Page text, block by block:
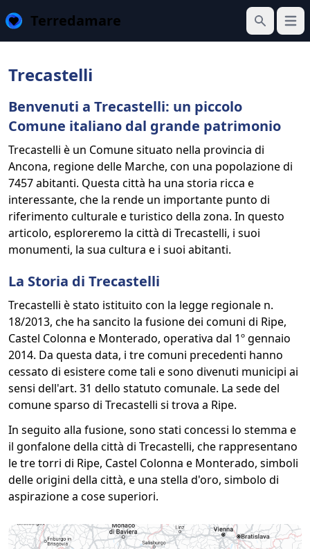
Terredamare
Cerca
Apri
Trecastelli
Benvenuti a Trecastelli: un piccolo
Comune italiano dal grande patrimonio
Trecastelli è un Comune situato nella provincia di
Ancona, regione delle Marche, con una popolazione di
7457 abitanti. Questa città ha una storia ricca e
interessante, che la rende un importante punto di
riferimento culturale e turistico della zona. In questo
articolo, esploreremo la città di Trecastelli, i suoi
monumenti, la sua cultura e i suoi abitanti.
La Storia di Trecastelli
Trecastelli è stato istituito con la legge regionale n.
18/2013, che ha sancito la fusione dei comuni di Ripe,
Castel Colonna e Monterado, operativa dal 1º gennaio
2014. Da questa data, i tre comuni precedenti hanno
cessato di esistere come tali e sono divenuti municipi ai
sensi dell'art. 31 dello statuto comunale. La sede del
comune sparso di Trecastelli si trova a Ripe.
In seguito alla fusione, sono stati concessi lo stemma e
il gonfalone della città di Trecastelli, che rappresentano
le tre torri di Ripe, Castel Colonna e Monterado, simboli
delle origini della città, e una stella d'oro, simbolo di
aspirazione a cose superiori.